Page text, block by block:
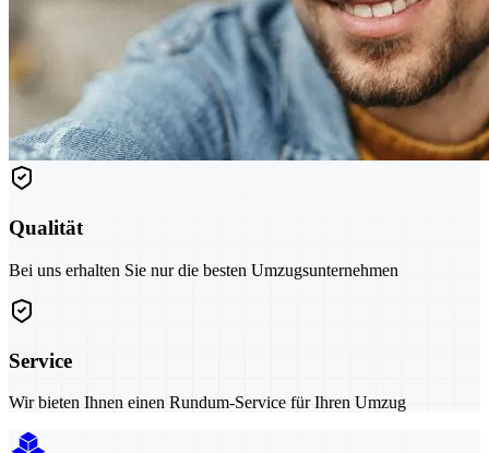
Qualität
Bei uns erhalten Sie nur die besten Umzugsunternehmen
Service
Wir bieten Ihnen einen Rundum-Service für Ihren Umzug